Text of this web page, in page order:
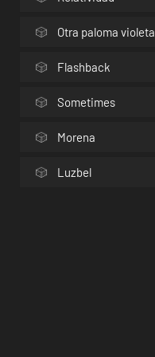
Otra paloma violeta
Flashback
Sometimes
Morena
Luzbel